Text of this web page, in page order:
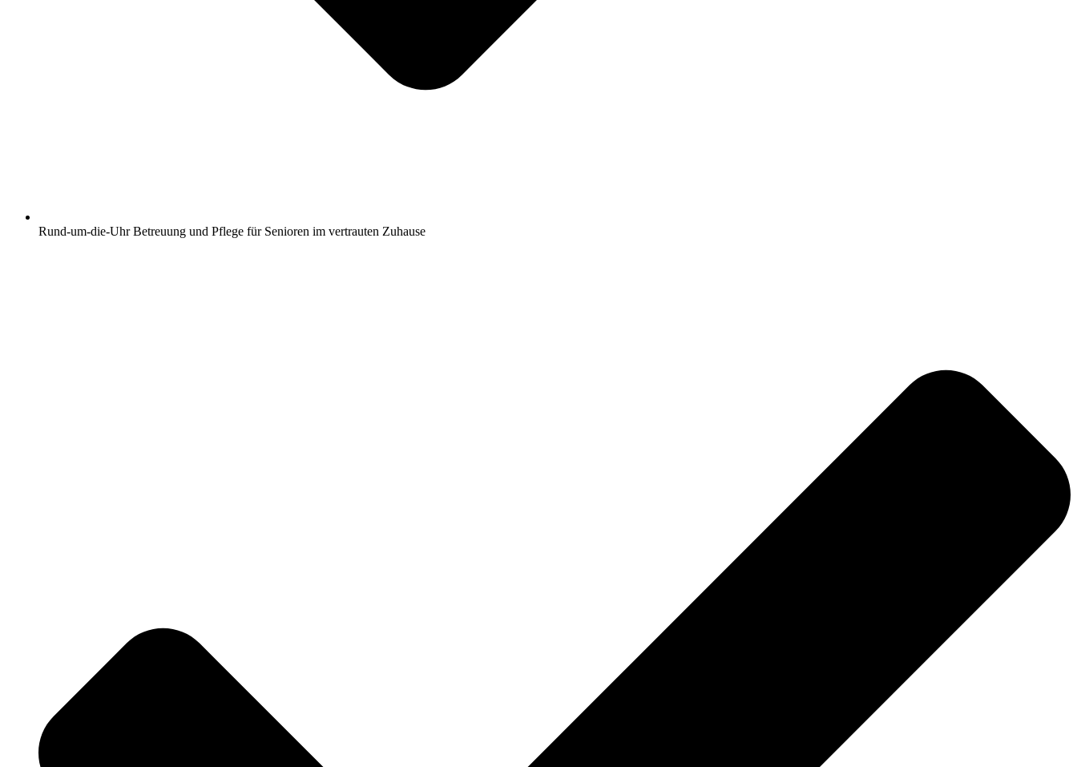
Rund-um-die-Uhr Betreuung und Pflege für Senioren im vertrauten Zuhause